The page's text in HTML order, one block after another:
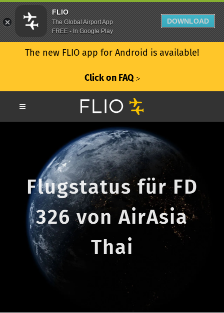
The new FLIO app for Android is available!
Click on FAQ ᐳ
Flugstatus für FD
326 von AirAsia
Thai
FLIO
The Global Airport App
FREE - In Google Play
DOWNLOAD